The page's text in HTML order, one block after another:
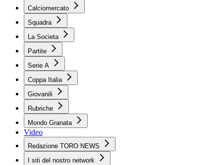
Calciomercato
Squadra
La Societa
Partite
Serie A
Coppa Italia
Giovanili
Rubriche
Mondo Granata
Video
Redazione TORO NEWS
I siti del nostro network